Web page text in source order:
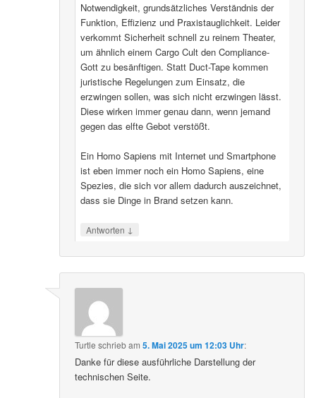
Notwendigkeit, grundsätzliches Verständnis der
Funktion, Effizienz und Praxistauglichkeit. Leider
verkommt Sicherheit schnell zu reinem Theater,
um ähnlich einem Cargo Cult den Compliance-
Gott zu besänftigen. Statt Duct-Tape kommen
juristische Regelungen zum Einsatz, die
erzwingen sollen, was sich nicht erzwingen lässt.
Diese wirken immer genau dann, wenn jemand
gegen das elfte Gebot verstößt.
Ein Homo Sapiens mit Internet und Smartphone
ist eben immer noch ein Homo Sapiens, eine
Spezies, die sich vor allem dadurch auszeichnet,
dass sie Dinge in Brand setzen kann.
Antworten ↓
Turtle schriebam5. Mai 2025 um 12:03 Uhr:
Danke für diese ausführliche Darstellung der
technischen Seite.